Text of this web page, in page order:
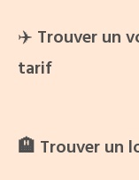
✈️ Trouver un
tarif
🏨 Trouver un